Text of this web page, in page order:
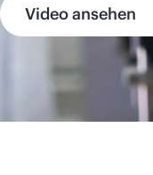
Video ansehen